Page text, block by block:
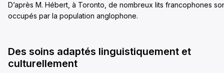
D’après M. Hébert, à Toronto, de nombreux lits francophones
occupés par la population anglophone.
Des soins adaptés linguistiquement et
culturellement